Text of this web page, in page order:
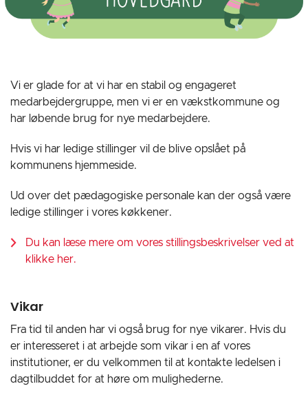
Vi er glade for at vi har en stabil og engageret
medarbejdergruppe, men vi er en vækstkommune og
har løbende brug for nye medarbejdere.
Hvis vi har ledige stillinger vil de blive opslået på
kommunens hjemmeside.
Ud over det pædagogiske personale kan der også være
ledige stillinger i vores køkkener.
Du kan læse mere om vores stillingsbeskrivelser ved at
klikke her.
Vikar
Fra tid til anden har vi også brug for nye vikarer. Hvis du
er interesseret i at arbejde som vikar i en af vores
institutioner, er du velkommen til at kontakte ledelsen i
dagtilbuddet for at høre om mulighederne.